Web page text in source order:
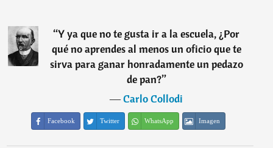
“Y ya que no te gusta ir a la escuela, ¿Por
qué no aprendes al menos un oficio que te
sirva para ganar honradamente un pedazo
de pan?”
―Carlo Collodi
Facebook Twitter WhatsApp Imagen